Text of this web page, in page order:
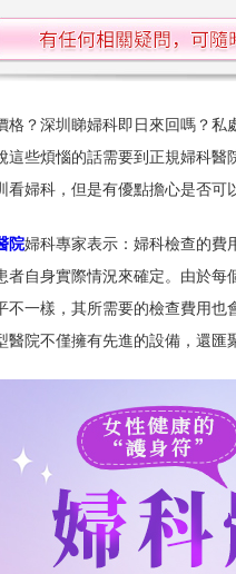
格？深圳睇婦科即日來回嗎？私
這些煩惱的話需要到正規婦科
看婦科，但是有優點擔心是否可
院婦科專家表示：婦科檢查的費
者自身實際情況來確定。由於
不一樣，其所需要的檢查費用
醫院不僅擁有先進的設備，還匯